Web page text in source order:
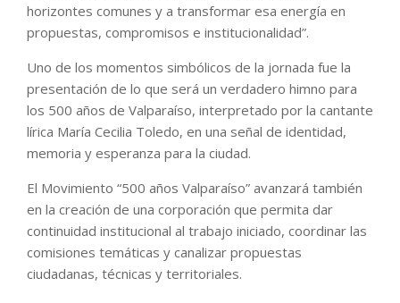
horizontes comunes y a transformar esa energía en
propuestas, compromisos e institucionalidad”.
Uno de los momentos simbólicos de la jornada fue la
presentación de lo que será un verdadero himno para
los 500 años de Valparaíso, interpretado por la cantante
lírica María Cecilia Toledo, en una señal de identidad,
memoria y esperanza para la ciudad.
El Movimiento “500 años Valparaíso” avanzará también
en la creación de una corporación que permita dar
continuidad institucional al trabajo iniciado, coordinar las
comisiones temáticas y canalizar propuestas
ciudadanas, técnicas y territoriales.